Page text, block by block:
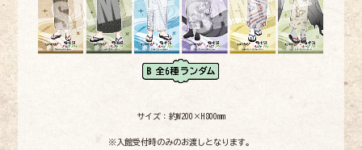
サイズ：約W200×H800mm
※入館受付時のみのお渡しとなります。